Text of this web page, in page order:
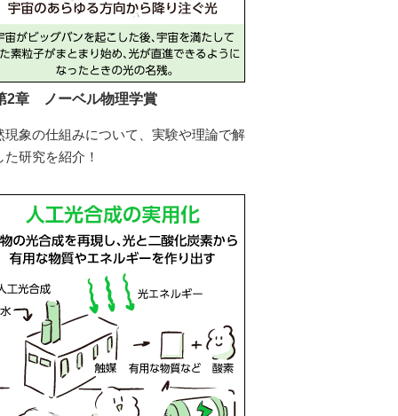
2章 ノーベル物理学賞
現象の仕組みについて、実験や理論で解
た研究を紹介！